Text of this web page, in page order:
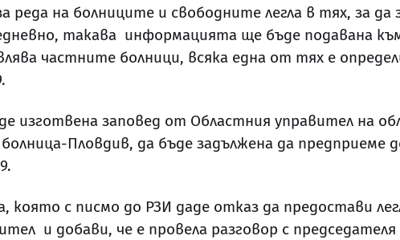
реда на болниците и свободните легла в тях, за
такава информацията ще бъде подавана
частните болници, всяка една от тях е
заповед от Областния управител на
Пловдив, да бъде задължена да предприеме
която с писмо до РЗИ даде отказ да предостави
и добави, че е провела разговор с